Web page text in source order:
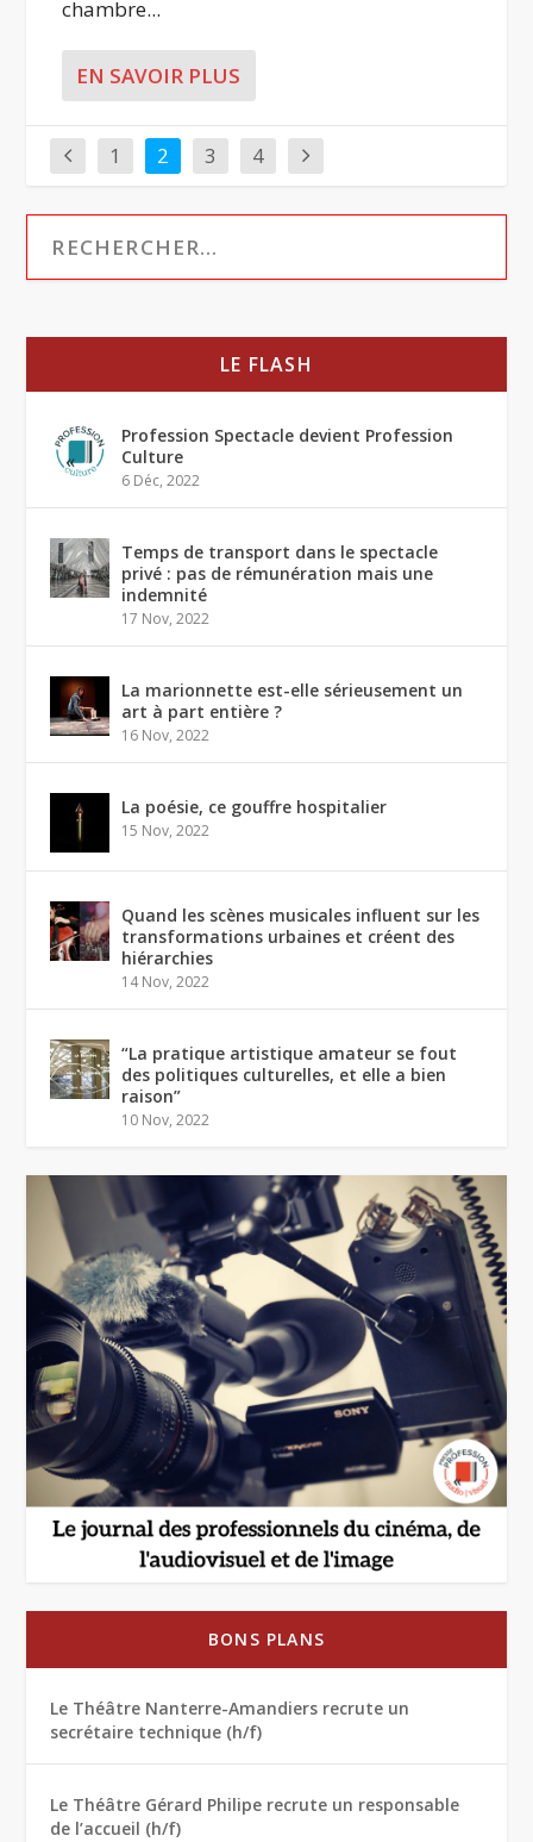
chambre...
EN SAVOIR PLUS
1 2 3 4
LE FLASH
Profession Spectacle devient Profession
Culture
6 Déc, 2022
Temps de transport dans le spectacle
privé : pas de rémunération mais une
indemnité
17 Nov, 2022
La marionnette est-elle sérieusement un
art à part entière ?
16 Nov, 2022
La poésie, ce gouffre hospitalier
15 Nov, 2022
Quand les scènes musicales influent sur les
transformations urbaines et créent des
hiérarchies
14 Nov, 2022
“La pratique artistique amateur se fout
des politiques culturelles, et elle a bien
raison”
10 Nov, 2022
BONS PLANS
Le Théâtre Nanterre-Amandiers recrute un
secrétaire technique (h/f)
Le Théâtre Gérard Philipe recrute un responsable
de l’accueil (h/f)